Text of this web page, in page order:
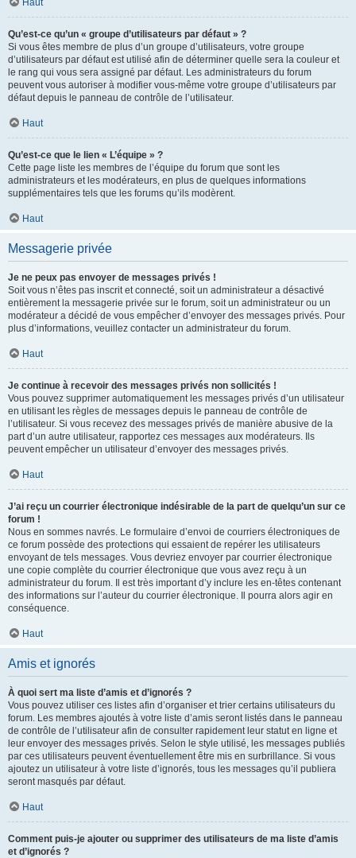
Haut
Qu’est-ce qu’un « groupe d’utilisateurs par défaut » ?
Si vous êtes membre de plus d’un groupe d’utilisateurs, votre groupe
d’utilisateurs par défaut est utilisé afin de déterminer quelle sera la couleur et
le rang qui vous sera assigné par défaut. Les administrateurs du forum
peuvent vous autoriser à modifier vous-même votre groupe d’utilisateurs par
défaut depuis le panneau de contrôle de l’utilisateur.
Haut
Qu’est-ce que le lien « L’équipe » ?
Cette page liste les membres de l’équipe du forum que sont les
administrateurs et les modérateurs, en plus de quelques informations
supplémentaires tels que les forums qu’ils modèrent.
Haut
Messagerie privée
Je ne peux pas envoyer de messages privés !
Soit vous n’êtes pas inscrit et connecté, soit un administrateur a désactivé
entièrement la messagerie privée sur le forum, soit un administrateur ou un
modérateur a décidé de vous empêcher d’envoyer des messages privés. Pour
plus d’informations, veuillez contacter un administrateur du forum.
Haut
Je continue à recevoir des messages privés non sollicités !
Vous pouvez supprimer automatiquement les messages privés d’un utilisateur
en utilisant les règles de messages depuis le panneau de contrôle de
l’utilisateur. Si vous recevez des messages privés de manière abusive de la
part d’un autre utilisateur, rapportez ces messages aux modérateurs. Ils
peuvent empêcher un utilisateur d’envoyer des messages privés.
Haut
J’ai reçu un courrier électronique indésirable de la part de quelqu’un sur ce
forum !
Nous en sommes navrés. Le formulaire d’envoi de courriers électroniques de
ce forum possède des protections qui essaient de repérer les utilisateurs
envoyant de tels messages. Vous devriez envoyer par courrier électronique
une copie complète du courrier électronique que vous avez reçu à un
administrateur du forum. Il est très important d’y inclure les en-têtes contenant
des informations sur l’auteur du courrier électronique. Il pourra alors agir en
conséquence.
Haut
Amis et ignorés
À quoi sert ma liste d’amis et d’ignorés ?
Vous pouvez utiliser ces listes afin d’organiser et trier certains utilisateurs du
forum. Les membres ajoutés à votre liste d’amis seront listés dans le panneau
de contrôle de l’utilisateur afin de consulter rapidement leur statut en ligne et
leur envoyer des messages privés. Selon le style utilisé, les messages publiés
par ces utilisateurs peuvent éventuellement être mis en surbrillance. Si vous
ajoutez un utilisateur à votre liste d’ignorés, tous les messages qu’il publiera
seront masqués par défaut.
Haut
Comment puis-je ajouter ou supprimer des utilisateurs de ma liste d’amis
et d’ignorés ?